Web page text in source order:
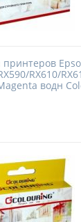
RX610/
водн